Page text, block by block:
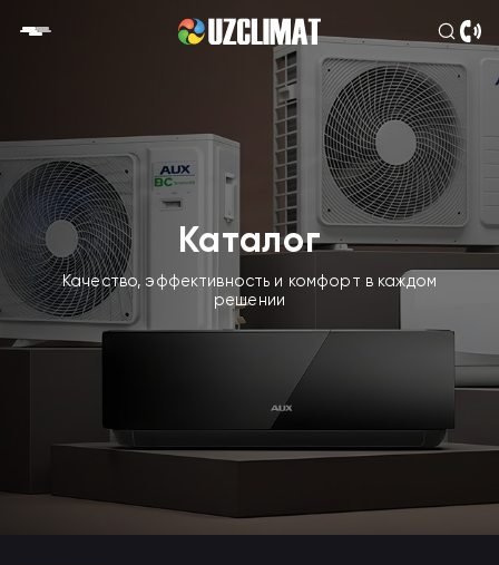
Каталог
Качество, эффективность и комфорт в каждом
решении